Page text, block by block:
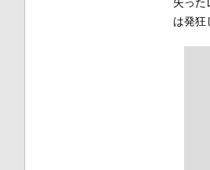
失った
は発狂